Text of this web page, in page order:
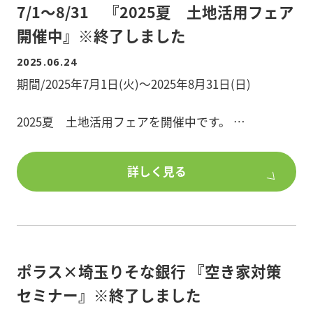
■延床面積/166.42平米
■所在地/埼玉県草加市「新田駅 徒歩16分」
物件詳細を知りたい方、ポラスグループのアパー
ト・マンション建築、土地活用にご興味のある方
は、
是非、ポラスで建築をご検討ください。
★★★★足場代50%OFF!!※最大25万円まで
★★★★★★★★
****ご所有物件にこんな症状が現れたら外部改修工
●築10年以上経過している
●雨漏りなどの不具合が増えてきた
※進呈条件
・成約特典が、建物全体の外部改修をされる方が対
象です(1面のみや部分改修は対象外)
7/1～8/31 『2025夏 土地活用フェア
開催中』※終了しました
2025.06.24
期間/2025年7月1日(火)～2025年8月31日(日)
2025夏 土地活用フェアを開催中です。
ご用意しています。
是非、この機会に、アパート・マンション建築をご
検討ください。
フトカードプレゼント
詳しく見る
ポラス×埼玉りそな銀行 『空き家対策
セミナー』※終了しました